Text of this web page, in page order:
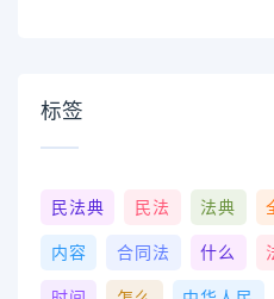
标签
民法典 民法 法典
内容 合同法 什么